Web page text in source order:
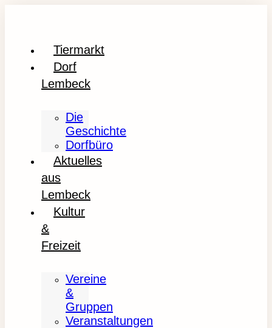
Tiermarkt
Dorf
Lembeck
Die
Geschichte
Dorfbüro
Aktuelles
aus
Lembeck
Kultur
&
Freizeit
Vereine
&
Gruppen
Veranstaltungen